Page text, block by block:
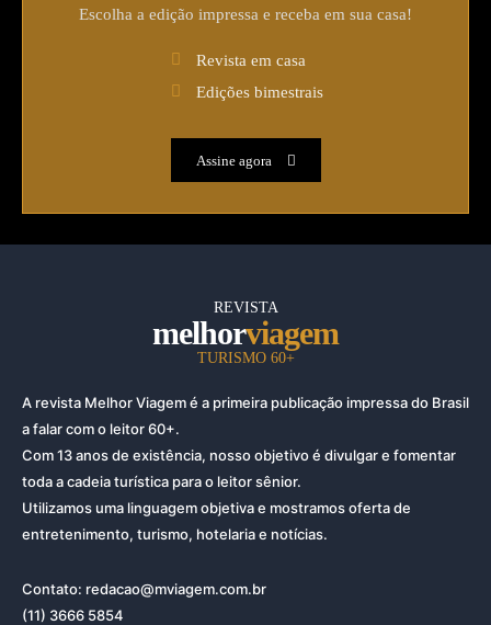
Escolha a edição impressa e receba em sua casa!
Revista em casa
Edições bimestrais
Assine agora
REVISTA
melhorviagem
TURISMO 60+
A revista Melhor Viagem é a primeira publicação impressa do Brasil
a falar com o leitor 60+.
Com 13 anos de existência, nosso objetivo é divulgar e fomentar
toda a cadeia turística para o leitor sênior.
Utilizamos uma linguagem objetiva e mostramos oferta de
entretenimento, turismo, hotelaria e notícias.
Contato: redacao@mviagem.com.br
(11) 3666 5854